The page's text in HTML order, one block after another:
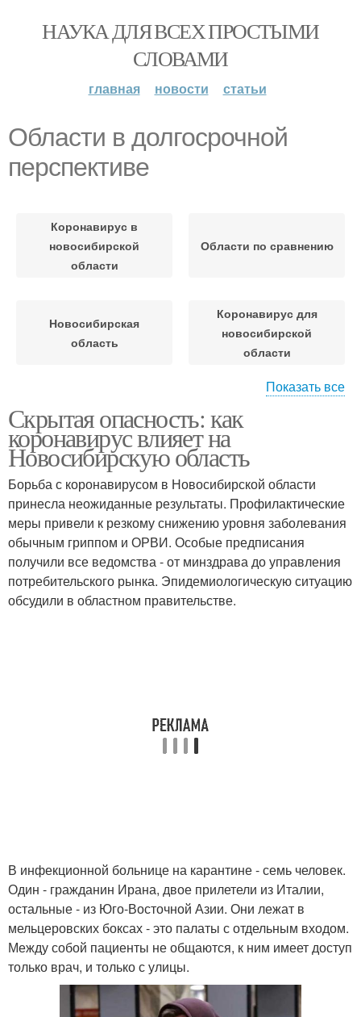
НАУКА ДЛЯ ВСЕХ ПРОСТЫМИ
СЛОВАМИ
главная новости статьи
Области в долгосрочной
перспективе
Коронавирус в
новосибирской
области
Области по сравнению
Новосибирская
область
Коронавирус для
новосибирской
области
Области для борьбы Иркутская область
Омская область Кемеровская область
Томская область
Люди в новосибирской
Показать все
Скрытая опасность: как
коронавирус влияет на
Новосибирскую область
Борьба с коронавирусом в Новосибирской области
принесла неожиданные результаты. Профилактические
меры привели к резкому снижению уровня заболевания
обычным гриппом и ОРВИ. Особые предписания
получили все ведомства - от минздрава до управления
потребительского рынка. Эпидемиологическую ситуацию
обсудили в областном правительстве.
В инфекционной больнице на карантине - семь человек.
Один - гражданин Ирана, двое прилетели из Италии,
остальные - из Юго-Восточной Азии. Они лежат в
мельцеровских боксах - это палаты с отдельным входом.
Между собой пациенты не общаются, к ним имеет доступ
только врач, и только с улицы.